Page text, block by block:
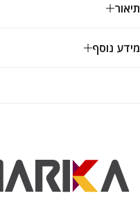
תיאור
מידע נוסף